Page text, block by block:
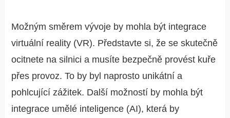
Možným směrem vývoje by mohla být integrace
virtuální reality (VR). Představte si, že se skutečně
ocitnete na silnici a musíte bezpečně provést kuře
přes provoz. To by byl naprosto unikátní a
pohlcující zážitek. Další možností by mohla být
integrace umělé inteligence (AI), která by